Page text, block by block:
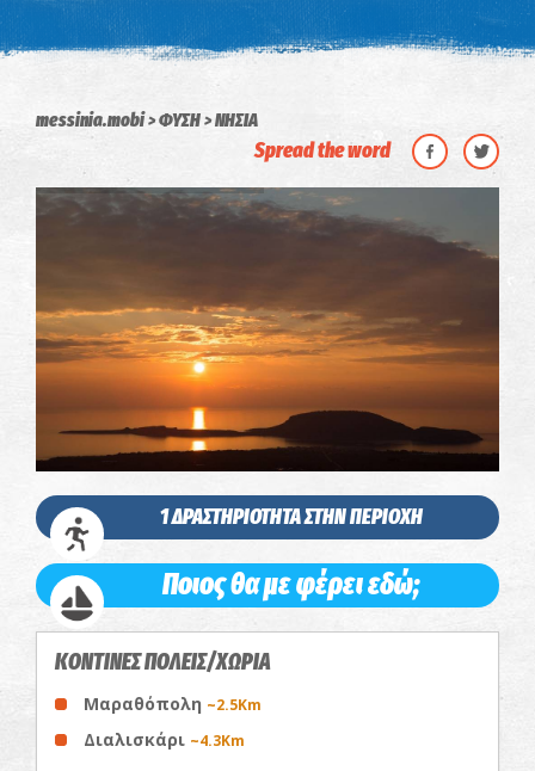
messinia.mobi ΦΥΣΗ ΝΗΣΙΑ
Spread the word
1 ΔΡΑΣΤΗΡΙΟΤΗΤΑ ΣΤΗΝ ΠΕΡΙΟΧΗ
Ποιος θα με φέρει εδώ;
ΚΟΝΤΙΝΕΣ ΠΟΛΕΙΣ/ΧΩΡΙΑ
Μαραθόπολη ~2.5Km
Διαλισκάρι ~4.3Km